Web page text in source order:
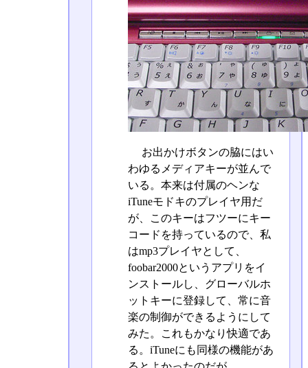
お出かけボタンの脇にはい
わゆるメディアキーが並んで
いる。本来は付属のヘンな
iTuneモドキのプレイヤ用だ
が、このキーはフツーにキー
コードを持っているので、私
はmp3プレイヤとして、
foobar2000というアプリをイ
ンストールし、グローバルホ
ットキーに登録して、常に音
楽の制御ができるようにして
みた。これもかなり快適であ
る。iTuneにも同様の機能があ